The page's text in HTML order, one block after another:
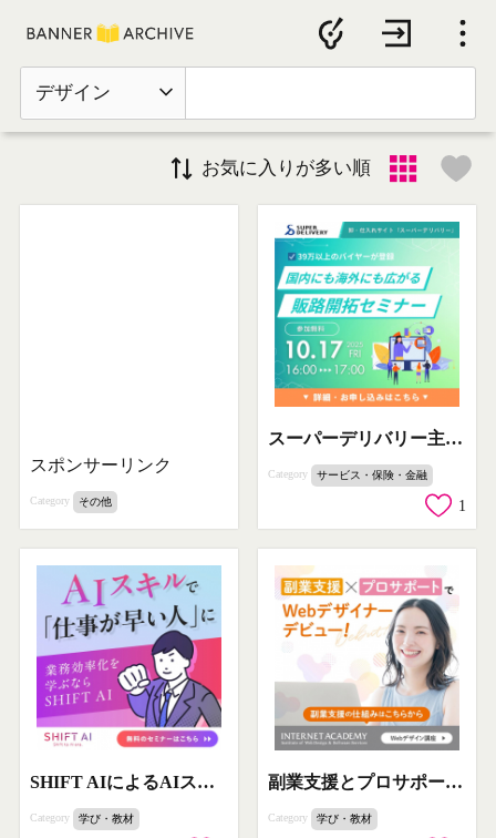
デザイン
お気に入りが多い順
スポンサーリンク
Category その他
スーパーデリバリー主催 販路開拓セミナー
Category サービス・保険・金融
1
SHIFT AIによるAIスキルで業務効率化セミナー
Category 学び・教材
副業支援とプロサポートでWebデザイナーを目指す講座
Category 学び・教材